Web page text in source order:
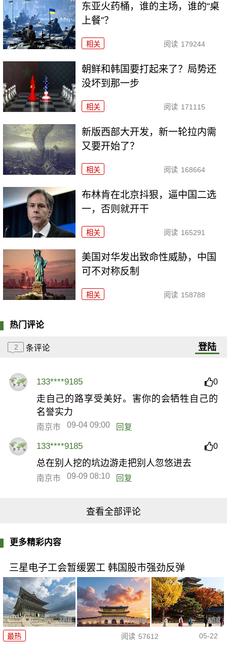
东亚火药桶，谁的主场，谁的“桌
上餐”？
相关 阅读 179244
朝鲜和韩国要打起来了？局势还
没坏到那一步
相关 阅读 171115
新版西部大开发，新一轮拉内需
又要开始了？
相关 阅读 168664
布林肯在北京抖狠，逼中国二选
一，否则就开干
相关 阅读 165291
美国对华发出致命性威胁，中国
可不对称反制
相关 阅读 158788
热门评论
2 条评论 登陆
133****9185 0
走自己的路享受美好。害你的会牺牲自己的
名誉实力
南京市 09-04 09:00 回复
133****9185 0
总在别人挖的坑边游走把别人忽悠进去
南京市 09-09 08:10 回复
查看全部评论
更多精彩内容
三星电子工会暂缓罢工 韩国股市强劲反弹
最热 阅读 57612 05-22